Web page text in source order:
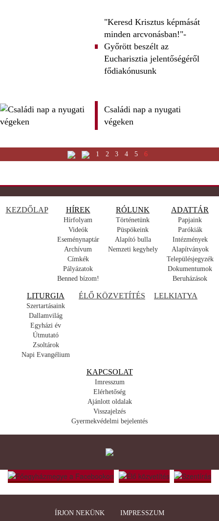
"Keresd Krisztus képmását
minden arcvonásban!"-
Győrött beszélt az
Eucharisztia jelentőségéről
fődiakónusunk
Családi nap a nyugati
végeken
1 2 3 4 5 6
KEZDŐLAP HÍREK
Hírfolyam
Videók
Eseménynaptár
Archívum
Címkék
Pályázatok
Benned bízom!
RÓLUNK
Történetünk
Püspökeink
Alapító bulla
Nemzeti kegyhely
ADATTÁR
Papjaink
Parókiák
Intézmények
Alapítványok
Településjegyzék
Dokumentumok
Beruházások
LITURGIA
Szertartásaink
Dallamvilág
Egyházi év
Útmutató
Zsoltárok
Napi Evangélium
ÉLŐ KÖZVETÍTÉS LELKIATYA
KAPCSOLAT
Imresszum
Elérhetőség
Ajánlott oldalak
Visszajelzés
Gyermekvédelmi bejelentés
ÍRJON NEKÜNK IMPRESSZUM